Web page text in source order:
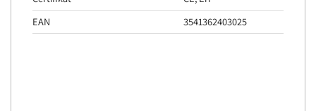
EAN
3541362403025